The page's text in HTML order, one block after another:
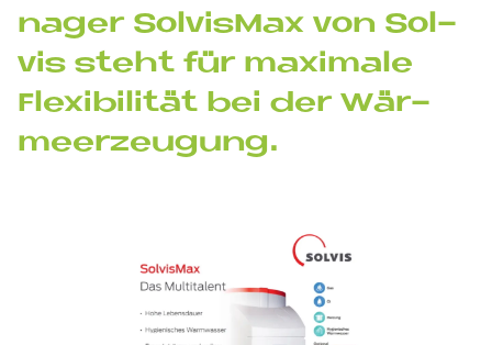
na­ger Sol­vis­Max von Sol­
vis steht für ma­xi­ma­le
Fle­xi­bi­li­tät bei der Wär­
me­er­zeu­gung.